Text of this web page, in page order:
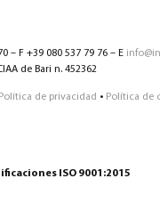
– F +39 080 537 79 76 – E
de Bari n. 452362
Política de privacidad • Política de
ISO 9001:2015